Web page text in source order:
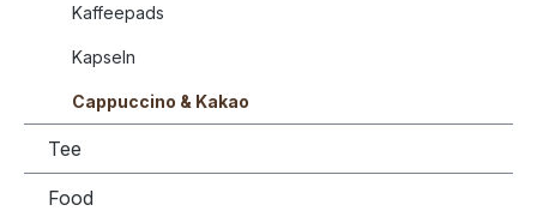
Kaffeepads
Kapseln
Cappuccino & Kakao
Tee
Food